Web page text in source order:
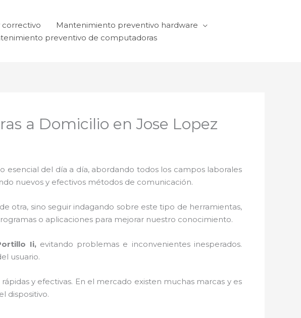
Mantenimiento preventivo hardware
preventivo de computadoras
a Domicilio en Jose Lopez
del día a día, abordando todos los campos laborales
nuevos y efectivos métodos de comunicación.
otra, sino seguir indagando sobre este tipo de herramientas,
o aplicaciones para mejorar nuestro conocimiento.
Ii, evitando problemas e inconvenientes inesperados.
usuario.
y efectivas. En el mercado existen muchas marcas y es
dispositivo.